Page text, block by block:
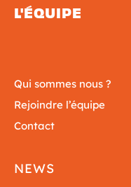
L'ÉQUIPE
Qui sommes nous ?
Rejoindre l’équipe
Contact
NEWS